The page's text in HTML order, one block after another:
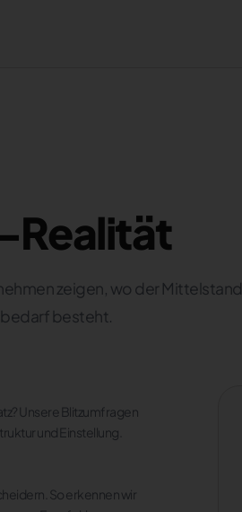
Realität
zeigen, wo der Mittelstand
besteht.
Unsere Blitzumfragen
und Einstellung.
So erkennen wir